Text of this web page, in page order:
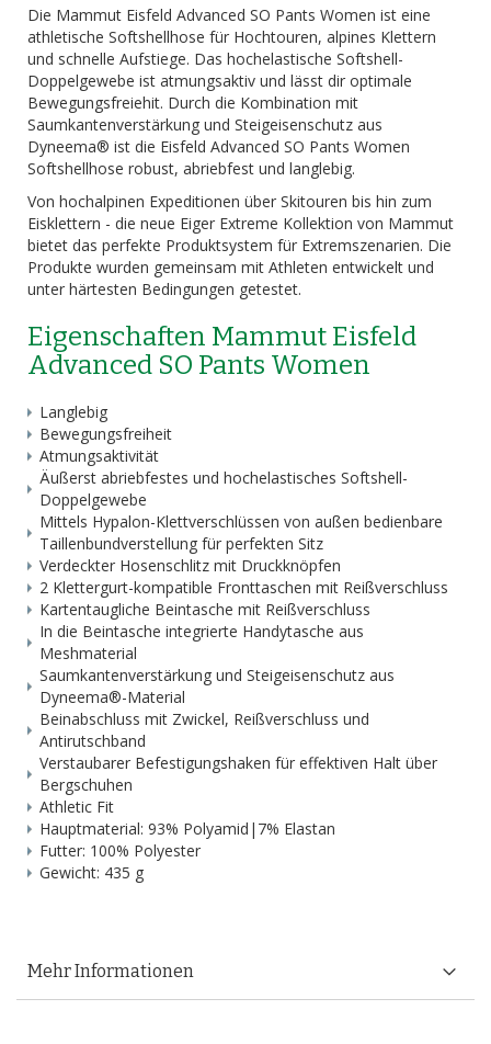
Die Mammut Eisfeld Advanced SO Pants Women ist eine
athletische Softshellhose für Hochtouren, alpines Klettern
und schnelle Aufstiege. Das hochelastische Softshell-
Doppelgewebe ist atmungsaktiv und lässt dir optimale
Bewegungsfreiehit. Durch die Kombination mit
Saumkantenverstärkung und Steigeisenschutz aus
Dyneema® ist die Eisfeld Advanced SO Pants Women
Softshellhose robust, abriebfest und langlebig.
Von hochalpinen Expeditionen über Skitouren bis hin zum
Eisklettern - die neue Eiger Extreme Kollektion von Mammut
bietet das perfekte Produktsystem für Extremszenarien. Die
Produkte wurden gemeinsam mit Athleten entwickelt und
unter härtesten Bedingungen getestet.
Eigenschaften Mammut Eisfeld
Advanced SO Pants Women
Langlebig
Bewegungsfreiheit
Atmungsaktivität
Äußerst abriebfestes und hochelastisches Softshell-
Doppelgewebe
Mittels Hypalon-Klettverschlüssen von außen bedienbare
Taillenbundverstellung für perfekten Sitz
Verdeckter Hosenschlitz mit Druckknöpfen
2 Klettergurt-kompatible Fronttaschen mit Reißverschluss
Kartentaugliche Beintasche mit Reißverschluss
In die Beintasche integrierte Handytasche aus
Meshmaterial
Saumkantenverstärkung und Steigeisenschutz aus
Dyneema®-Material
Beinabschluss mit Zwickel, Reißverschluss und
Antirutschband
Verstaubarer Befestigungshaken für effektiven Halt über
Bergschuhen
Athletic Fit
Hauptmaterial: 93% Polyamid|7% Elastan
Futter: 100% Polyester
Gewicht: 435 g
Mehr Informationen